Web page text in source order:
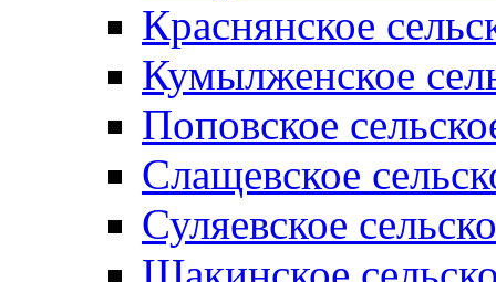
Краснянское
Кумылженское
Поповское
Слащевское
Суляевское